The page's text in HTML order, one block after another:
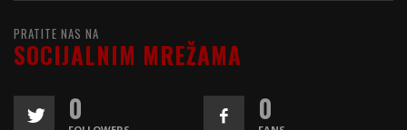
PRATITE NAS NA
SOCIJALNIM MREŽAMA
0 0